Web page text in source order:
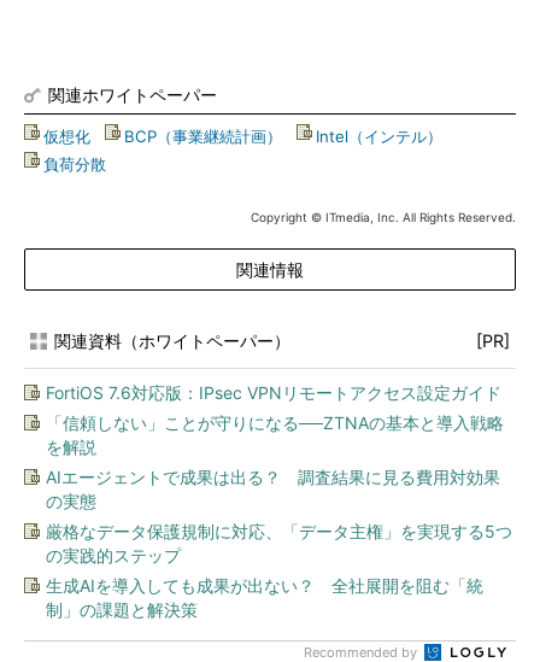
関連ホワイトペーパー
仮想化 BCP（事業継続計画） Intel（インテル）
負荷分散
Copyright © ITmedia, Inc. All Rights Reserved.
関連情報
関連資料（ホワイトペーパー） [PR]
FortiOS 7.6対応版：IPsec VPNリモートアクセス設定ガイド
「信頼しない」ことが守りになる──ZTNAの基本と導入戦略
を解説
AIエージェントで成果は出る？ 調査結果に見る費用対効果
の実態
厳格なデータ保護規制に対応、「データ主権」を実現する5つ
の実践的ステップ
生成AIを導入しても成果が出ない？ 全社展開を阻む「統
制」の課題と解決策
Recommended by